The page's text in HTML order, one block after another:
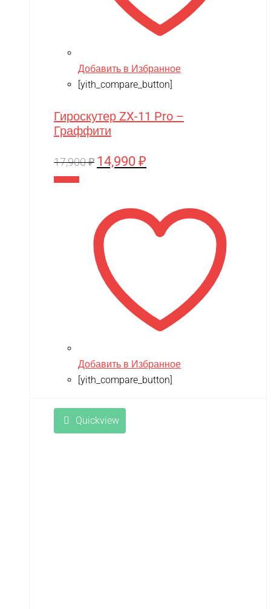
Добавить в Избранное
[yith_compare_button]
Гироскутер ZX-11 Pro –
Граффити
17,900₽ Первоначальная
17,900 ₽.
14,990 ₽
Добавить в Избранное
[yith_compare_button]
Quickview